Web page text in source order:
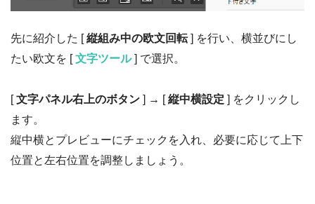
先に紹介した [縦組み中の欧文回転] を行い、横並びにし
たい欧文を [文字ツール] で選択。
[文字パネル右上のボタン ] → [縦中横設定 ] をクリックし
ます。
縦中横とプレビューにチェックを入れ、必要に応じて上下
位置と左右位置を調整しましょう。